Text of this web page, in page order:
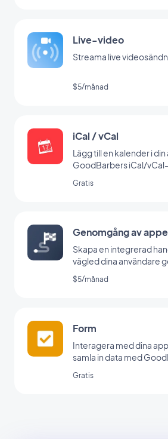
Live-video
Streama live
$5/månad
iCal / vCal
Lägg till en kalender i
GoodBarbers iCal/
Gratis
Genomgång av
Skapa en integrerad
vägled dina användare
lanseringen av din app
$5/månad
Form
Interagera med dina
samla in data med
Gratis